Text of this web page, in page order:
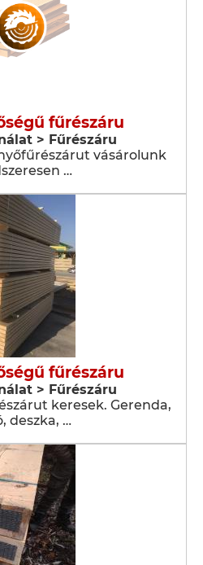
fűrészáru
> Fűrészáru
vásárolunk
…
fűrészáru
> Fűrészáru
keresek. Gerenda,
deszka, …